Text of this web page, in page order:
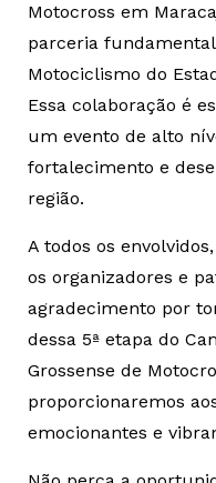
Motocross em
parceria
Motociclismo do
Essa colaboração é
um evento de alto
fortalecimento e
região.
A todos os
os organizadores e
agradecimento por
dessa 5ª etapa do
Grossense de
proporcionaremos
emocionantes e